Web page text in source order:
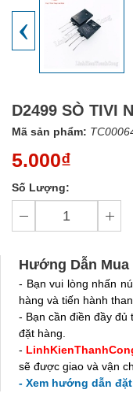
‹
D2499 SÒ TIVI
Mã sản phẩm:
5.000₫
Số Lượng:
Hướng Dẫn Mua
- Bạn vui lòng nhấn
hàng và tiến hành
- Bạn cần điền đầy
đặt hàng.
-
sẽ được giao và vận
- Xem hướng dẫn